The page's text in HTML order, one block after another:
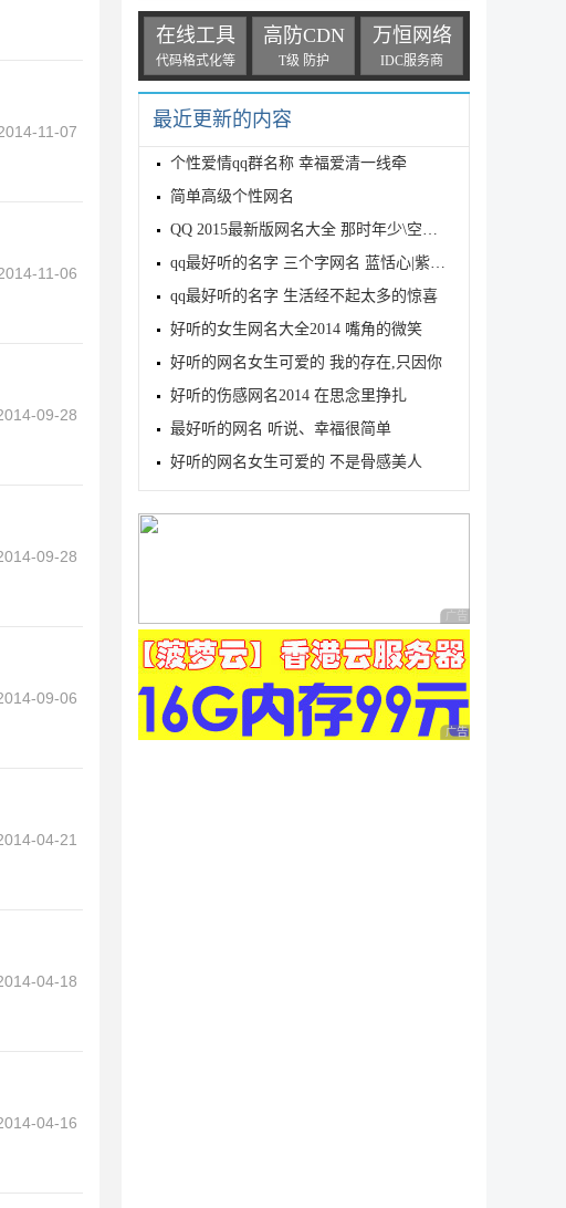
11-07
11-06
09-28
09-28
09-06
04-21
04-18
04-16
在线工具
代码格式化等
高防CDN
T级 防护
万恒网络
IDC服务商
最近更新的内容
个性爱情qq群名称 幸福爱清一线牵
简单高级个性网名
QQ 2015最新版网名大全 那时年少\空城旧梦
qq最好听的名字 三个字网名 蓝恬心|紫莕芸
qq最好听的名字 生活经不起太多的惊喜
好听的女生网名大全2014 嘴角的微笑
好听的网名女生可爱的 我的存在,只因你
好听的伤感网名2014 在思念里挣扎
最好听的网名 听说、幸福很简单
好听的网名女生可爱的 不是骨感美人
广告 商业广告，理性
广告 商业广告，理性